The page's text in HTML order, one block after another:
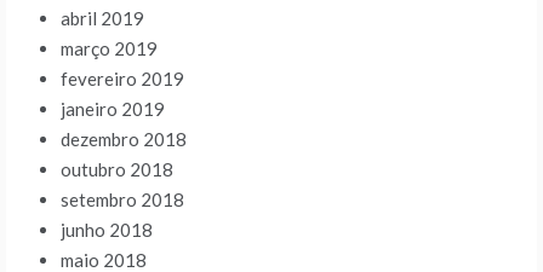
abril 2019
março 2019
fevereiro 2019
janeiro 2019
dezembro 2018
outubro 2018
setembro 2018
junho 2018
maio 2018